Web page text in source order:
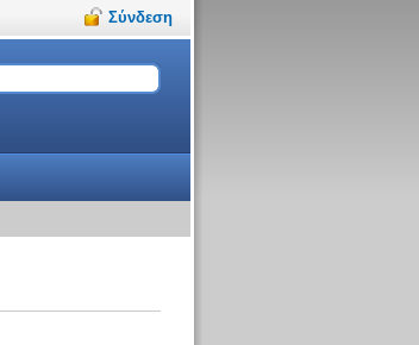
Σύνδεση